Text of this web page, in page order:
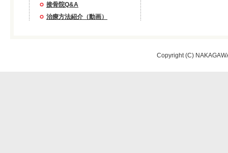
接骨院Q&A
治療方法紹介（動画）
Copyright (C)